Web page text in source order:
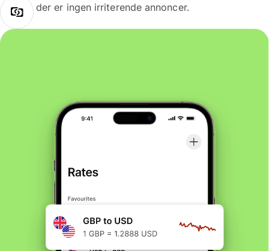
der er ingen irriterende annoncer.